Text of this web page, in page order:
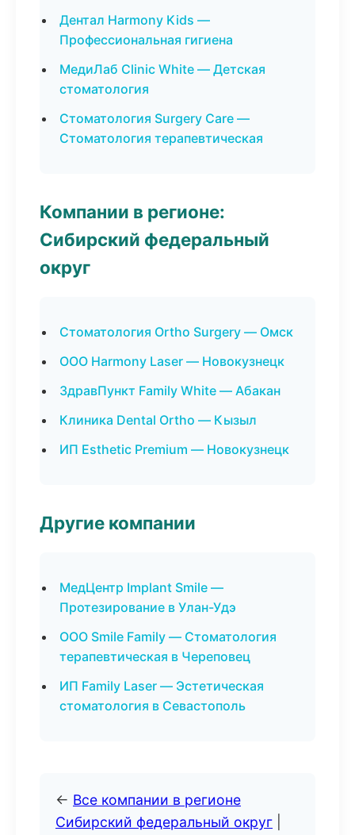
Дентал Harmony Kids —
Профессиональная гигиена
МедиЛаб Clinic White — Детская
стоматология
Стоматология Surgery Care —
Стоматология терапевтическая
Компании в регионе:
Сибирский федеральный
округ
Стоматология Ortho Surgery — Омск
ООО Harmony Laser — Новокузнецк
ЗдравПункт Family White — Абакан
Клиника Dental Ortho — Кызыл
ИП Esthetic Premium — Новокузнецк
Другие компании
МедЦентр Implant Smile —
Протезирование в Улан-Удэ
ООО Smile Family — Стоматология
терапевтическая в Череповец
ИП Family Laser — Эстетическая
стоматология в Севастополь
← Все компании в регионе
Сибирский федеральный округ